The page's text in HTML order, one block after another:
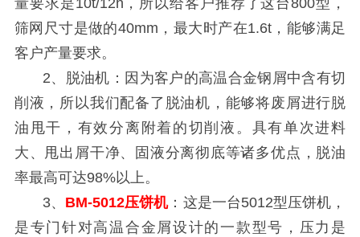
量要求是10t/12h，所以给客户推荐了这台800型，
筛网尺寸是做的40mm，最大时产在1.6t，能够满足
客户产量要求。
2、脱油机：因为客户的高温合金钢屑中含有切
削液，所以我们配备了脱油机，能够将废屑进行脱
油甩干，有效分离附着的切削液。具有单次进料
大、甩出屑干净、固液分离彻底等诸多优点，脱油
率最高可达98%以上。
3、 BM-5012压饼机：这是一台5012型压饼机，
是专门针对高温合金屑设计的一款型号，压力是